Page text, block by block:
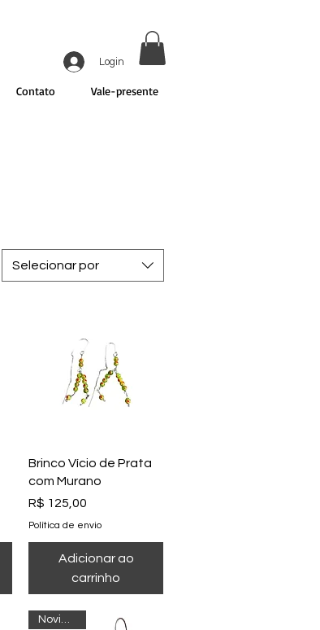
Contato Vale-presente
Login
Selecionar por
Visualização rápida
Brinco Vício de Prata
com Murano
Preço
R$ 125,00
Política de envio
Adicionar ao
carrinho